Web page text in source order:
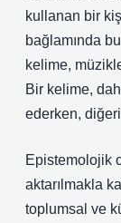
kullanan bir
bağlamında
kelime,
Bir kelime,
ederken,
Epistemolojik
aktarılmakla
toplumsal ve